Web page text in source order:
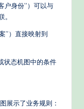
户身份”）可以与
”）直接映射到
状态机图中的条件
展示了业务规则：